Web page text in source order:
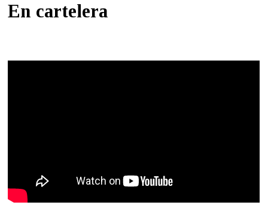
En cartelera